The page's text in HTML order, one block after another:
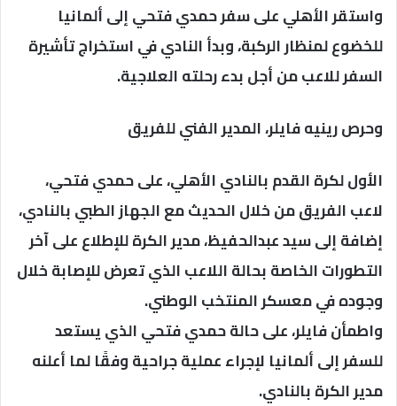
واستقر الأهلي على سفر حمدي فتحي إلى ألمانيا
للخضوع لمنظار الركبة، وبدأ النادي في استخراج تأشيرة
السفر للاعب من أجل بدء رحلته العلاجية.
وحرص رينيه فايلر، المدير الفني للفريق
الأول لكرة القدم بالنادي الأهلي، على حمدي فتحي،
لاعب الفريق من خلال الحديث مع الجهاز الطبي بالنادي،
إضافة إلى سيد عبدالحفيظ، مدير الكرة للإطلاع على آخر
التطورات الخاصة بحالة اللاعب الذي تعرض للإصابة خلال
وجوده في معسكر المنتخب الوطني.
واطمأن فايلر، على حالة حمدي فتحي الذي يستعد
للسفر إلى ألمانيا لإجراء عملية جراحية وفقًا لما أعلنه
مدير الكرة بالنادي.